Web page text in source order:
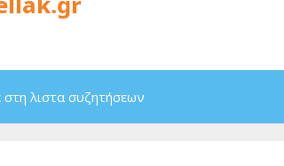
στη λιστα συζητήσεων